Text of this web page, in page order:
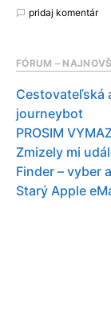
pridaj komentár
FÓRUM –
Cestovateľská
journeybot
PROSIM
Zmizely mi
Finder – vyber
Starý Apple